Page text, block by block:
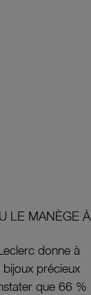
LE MANÈGE À
donne à
précieux
que 66 %